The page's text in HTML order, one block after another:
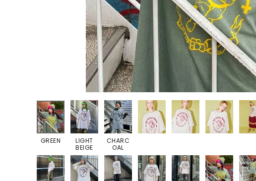
SALOPETTE
SALE
ALL
GREEN
LIGHT
BEIGE
CHARC
OAL